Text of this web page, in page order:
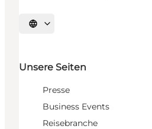
Sprache auswählen
Unsere Seiten
Presse
Business Events
Reisebranche